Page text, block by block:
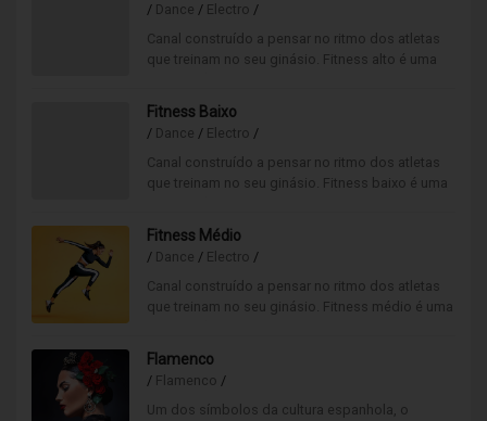
/ Dance / Electro /
Canal construído a pensar no ritmo dos atletas
que treinam no seu ginásio. Fitness alto é uma
movimento.
Fitness Baixo
/ Dance / Electro /
Canal construído a pensar no ritmo dos atletas
que treinam no seu ginásio. Fitness baixo é uma
movimento.
Fitness Médio
/ Dance / Electro /
Canal construído a pensar no ritmo dos atletas
que treinam no seu ginásio. Fitness médio é uma
movimento.
Flamenco
/ Flamenco /
Um dos símbolos da cultura espanhola, o